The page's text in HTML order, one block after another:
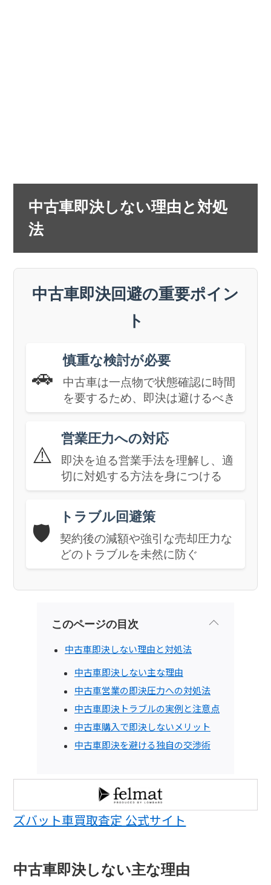
中古車即決しない理由と対処
法
中古車即決回避の重要ポイン
ト
🚗
慎重な検討が必要
中古車は一点物で状態確認に時間
を要するため、即決は避けるべき
⚠️
営業圧力への対応
即決を迫る営業手法を理解し、適
切に対処する方法を身につける
🛡️
トラブル回避策
契約後の減額や強引な売却圧力な
どのトラブルを未然に防ぐ
このページの目次
中古車即決しない理由と対処法
中古車即決しない主な理由
中古車営業の即決圧力への対処法
中古車即決トラブルの実例と注意点
中古車購入で即決しないメリット
中古車即決を避ける独自の交渉術
ズバット車買取査定 公式サイト
中古車即決しない主な理由